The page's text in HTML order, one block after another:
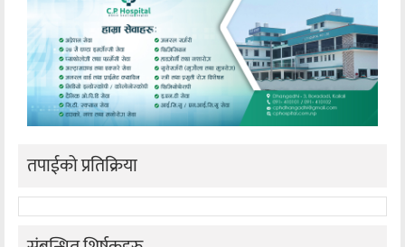
तपाईको प्रतिक्रिया